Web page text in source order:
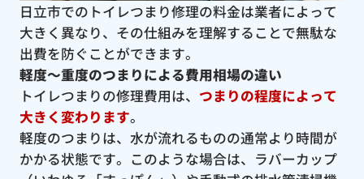
日立市でのトイレつまり修理の料金は業者によって
大きく異なり、その仕組みを理解することで無駄な
出費を防ぐことができます。
軽度〜重度のつまりによる費用相場の違い
トイレつまりの修理費用は、 つまりの程度によって
大きく変わります。
軽度のつまりは、水が流れるものの通常より時間が
かかる状態です。このような場合は、ラバーカップ